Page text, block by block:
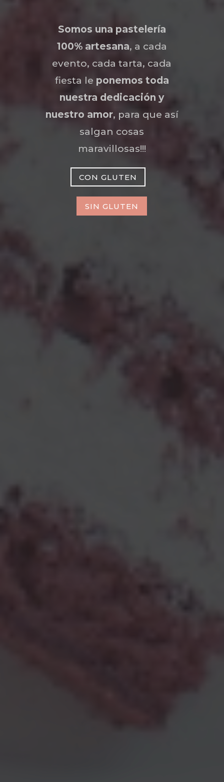
Somos una pastelería
100% artesana, a cada
evento, cada tarta, cada
fiesta le ponemos toda
nuestra dedicación y
nuestro amor, para que así
salgan cosas
maravillosas!!!
CON GLUTEN
SIN GLUTEN